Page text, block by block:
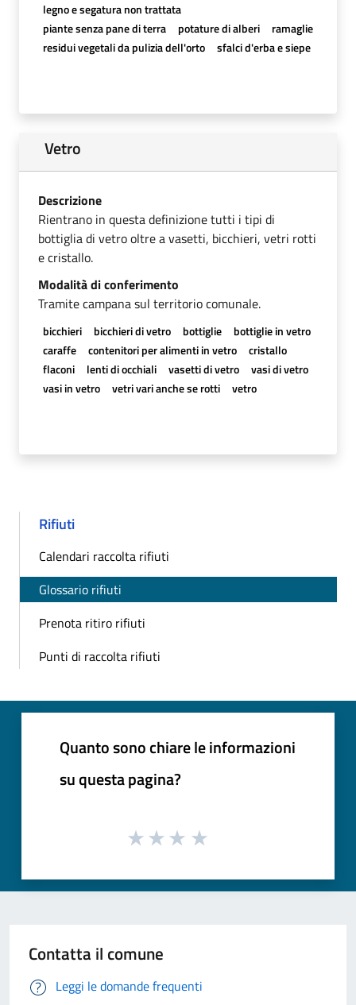
legno e segatura non trattata
piante senza pane di terra
potature di alberi
ramaglie
residui vegetali da pulizia dell'orto
sfalci d'erba e siepe
Vetro
Descrizione
Rientrano in questa definizione tutti i tipi di
bottiglia di vetro oltre a vasetti, bicchieri, vetri rotti
e cristallo.
Modalità di conferimento
Tramite campana sul territorio comunale.
bicchieri bicchieri di vetro bottiglie
bottiglie in vetro
caraffe
contenitori per alimenti in vetro
cristallo
flaconi
lenti di occhiali vasetti di vetro
vasi di vetro
vasi in vetro
vetri vari anche se rotti vetro
Rifiuti
Calendari raccolta rifiuti
Glossario rifiuti
Prenota ritiro rifiuti
Punti di raccolta rifiuti
Quanto sono chiare le informazioni
su questa pagina?
Contatta il comune
Leggi le domande frequenti